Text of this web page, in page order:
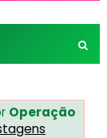
Operação